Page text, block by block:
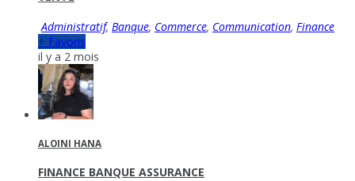
Administratif, Banque, Commerce, Communication, Finance
+ Favoris
il y a 2 mois
ALOINI HANA
FINANCE BANQUE ASSURANCE